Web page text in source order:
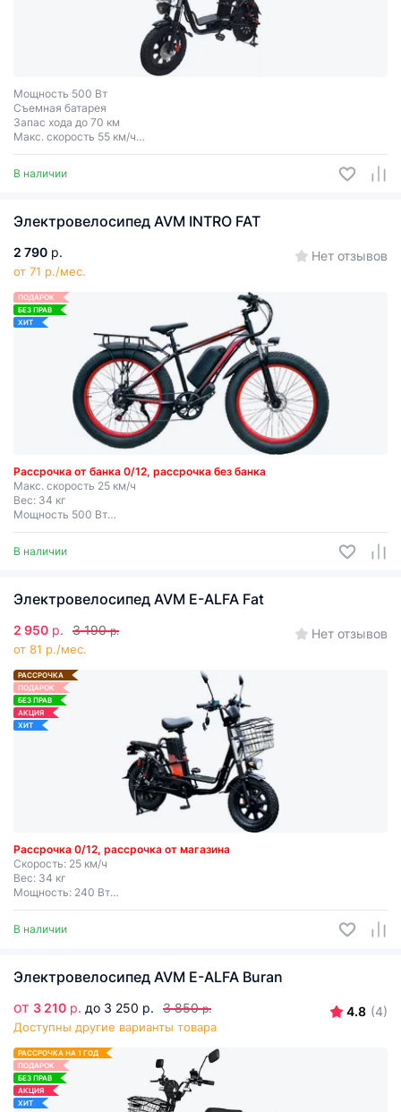
Мощность 500 Вт
Съемная батарея
Запас хода до 70 км
Макс. скорость 55 км/ч
Колеса 16″
В наличии
Электровелосипед AVM INTRO FAT
2 790 р.
от 71 р./мес.
Нет отзывов
ПОДАРОК
БЕЗ ПРАВ
ХИТ
Рассрочка от банка 0/12, рассрочка без банка
Макс. скорость 25 км/ч
Вес: 34 кг
Мощность 500 Вт
Запас хода до 55 км
В наличии
Электровелосипед AVM E-ALFA Fat
2 950 р. 3 190 р.
от 81 р./мес.
Нет отзывов
РАССРОЧКА
ПОДАРОК
БЕЗ ПРАВ
АКЦИЯ
ХИТ
Рассрочка 0/12, рассрочка от магазина
Скорость: 25 км/ч
Вес: 34 кг
Мощность: 240 Вт
Дальность хода: до 65 км
В наличии
Электровелосипед AVM E-ALFA Buran
от 3 210 р. до 3 250 р. 3 850 р.
Доступны другие варианты товара
4.8 (4)
РАССРОЧКА НА 1 ГОД
ПОДАРОК
БЕЗ ПРАВ
АКЦИЯ
ХИТ